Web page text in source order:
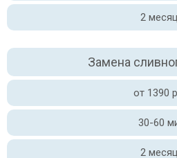
2
Замена
от 1390
30-60
2